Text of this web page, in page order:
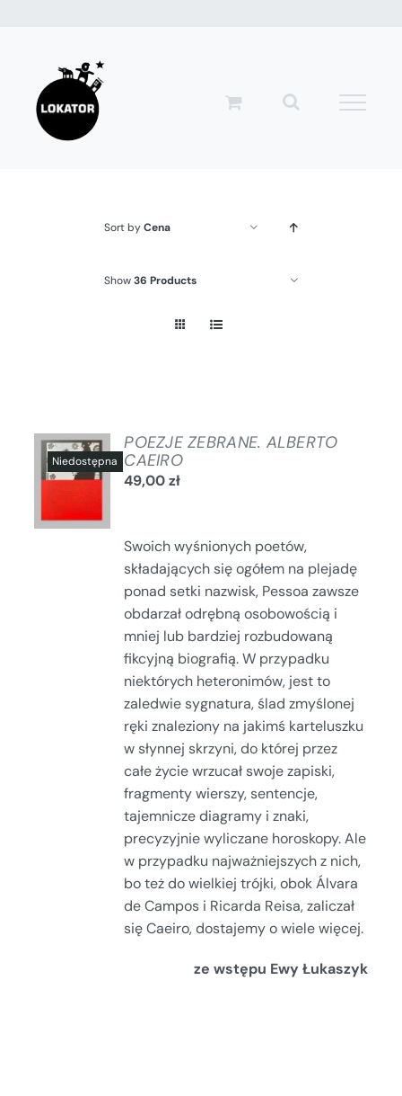
zawartości
Sort byCena
Show36 Products
SZCZEGÓŁY
POEZJE ZEBRANE. ALBERTO
CAEIRO
49,00zł
Swoich wyśnionych poetów,
składających się ogółem na plejadę
ponad setki nazwisk, Pessoa zawsze
obdarzał odrębną osobowością i
mniej lub bardziej rozbudowaną
fikcyjną biografią. W przypadku
niektórych heteronimów, jest to
zaledwie sygnatura, ślad zmyślonej
ręki znaleziony na jakimś karteluszku
w słynnej skrzyni, do której przez
całe życie wrzucał swoje zapiski,
fragmenty wierszy, sentencje,
tajemnicze diagramy i znaki,
precyzyjnie wyliczane horoskopy. Ale
w przypadku najważniejszych z nich,
bo też do wielkiej trójki, obok Álvara
de Campos i Ricarda Reisa, zaliczał
się Caeiro, dostajemy o wiele więcej.
ze wstępu Ewy Łukaszyk